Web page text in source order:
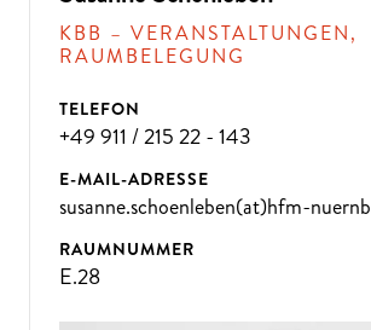
KBB – VERANSTALTUNGEN,
RAUMBELEGUNG
TELEFON
+49 911 / 215 22 - 143
E-MAIL-ADRESSE
susanne.schoenleben(at)hfm-
RAUMNUMMER
E.28